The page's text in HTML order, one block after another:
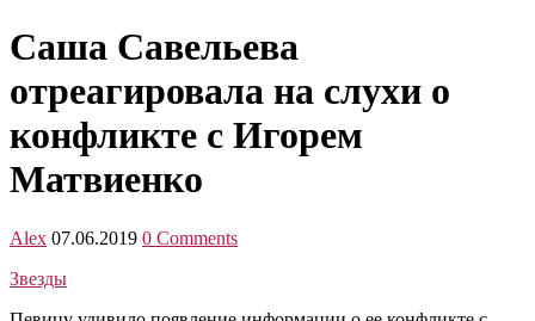
Саша Савельева
отреагировала на слухи о
конфликте с Игорем
Матвиенко
Alex 07.06.2019 0 Comments
Звезды